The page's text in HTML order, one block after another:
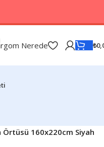
Nerede ₺
Örtüsü 160x220cm Siyah